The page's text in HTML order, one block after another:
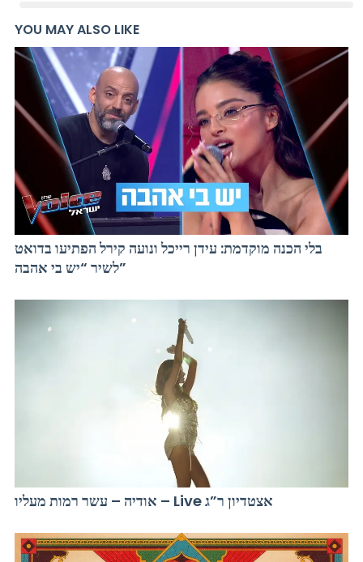
YOU MAY ALSO LIKE
בלי הכנה מוקדמת: עידן רייכל ונועה קירל הפתיעו בדואט
לשיר “יש בי אהבה”
אודיה – עשר רמות מעליו – Live אצטדיון ר”ג